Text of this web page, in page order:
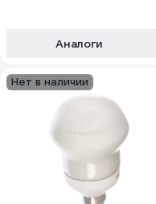
Аналоги
Нет в наличии